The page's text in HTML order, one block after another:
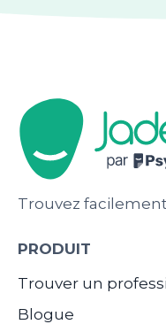
Trouvez
PRODUIT
Trouver un
Blogue